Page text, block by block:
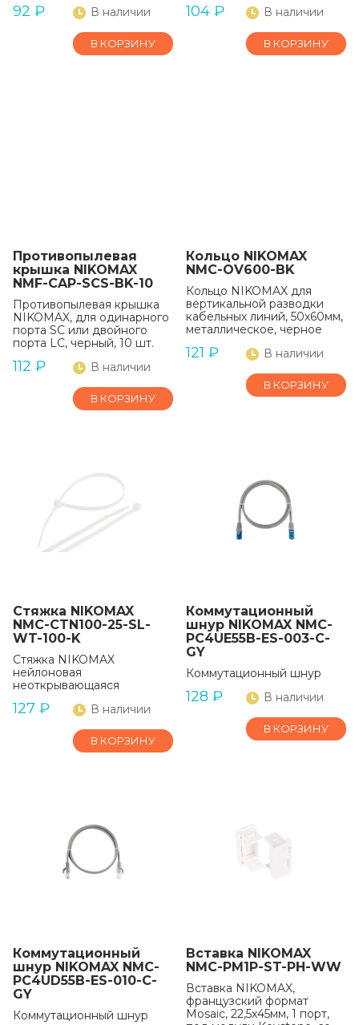
92 ₽ В наличии
В КОРЗИНУ
104 ₽ В наличии
В КОРЗИНУ
Противопылевая
крышка NIKOMAX
NMF-CAP-SCS-BK-10
Противопылевая крышка
NIKOMAX, для одинарного
порта SC или двойного
порта LC, черный, 10 шт.
112 ₽ В наличии
В КОРЗИНУ
Кольцо NIKOMAX
NMC-OV600-BK
Кольцо NIKOMAX для
вертикальной разводки
кабельных линий, 50х60мм,
металлическое, черное
121 ₽ В наличии
В КОРЗИНУ
Стяжка NIKOMAX
NMC-CTN100-25-SL-
WT-100-K
Стяжка NIKOMAX
нейлоновая
неоткрывающаяся
127 ₽ В наличии
В КОРЗИНУ
Коммутационный
шнур NIKOMAX NMC-
PC4UE55B-ES-003-C-
GY
Коммутационный шнур
128 ₽ В наличии
В КОРЗИНУ
Коммутационный
шнур NIKOMAX NMC-
PC4UD55B-ES-010-C-
GY
Коммутационный шнур
Вставка NIKOMAX
NMC-PM1P-ST-PH-WW
Вставка NIKOMAX,
французский формат
Mosaic, 22,5x45мм, 1 порт,